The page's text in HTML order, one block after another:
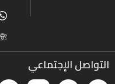
التواصل الإجتماعي